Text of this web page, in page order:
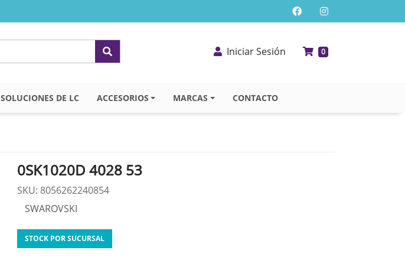
Iniciar Sesión 0
SOLUCIONES DE LC ACCESORIOS MARCAS CONTACTO
0SK1020D 4028 53
SKU: 8056262240854
SWAROVSKI
STOCK POR SUCURSAL